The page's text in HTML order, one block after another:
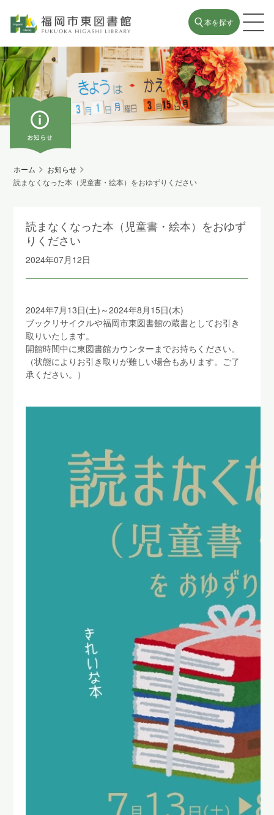
本を探す
ホーム
お知らせ
読まなくなった本（児童書・絵本）をおゆずりください
読まなくなった本（児童書・絵本）をおゆず
りください
2024年07月12日
2024年7月13日(土)～2024年8月15日(木)
ブックリサイクルや福岡市東図書館の蔵書としてお引き
取りいたします。
開館時間中に東図書館カウンターまでお持ちください。
（状態によりお引き取りが難しい場合もあります。ご了
承ください。）